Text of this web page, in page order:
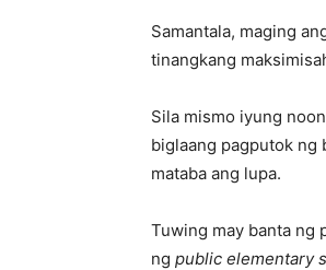
Samantala, maging
tinangkang
Sila mismo iyung
biglaang pagputok ng
mataba ang lupa.
Tuwing may banta ng
ng public elementary